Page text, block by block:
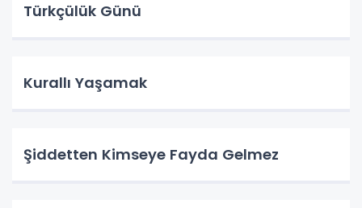
Türkçülük Günü
Kurallı Yaşamak
Şiddetten Kimseye Fayda Gelmez